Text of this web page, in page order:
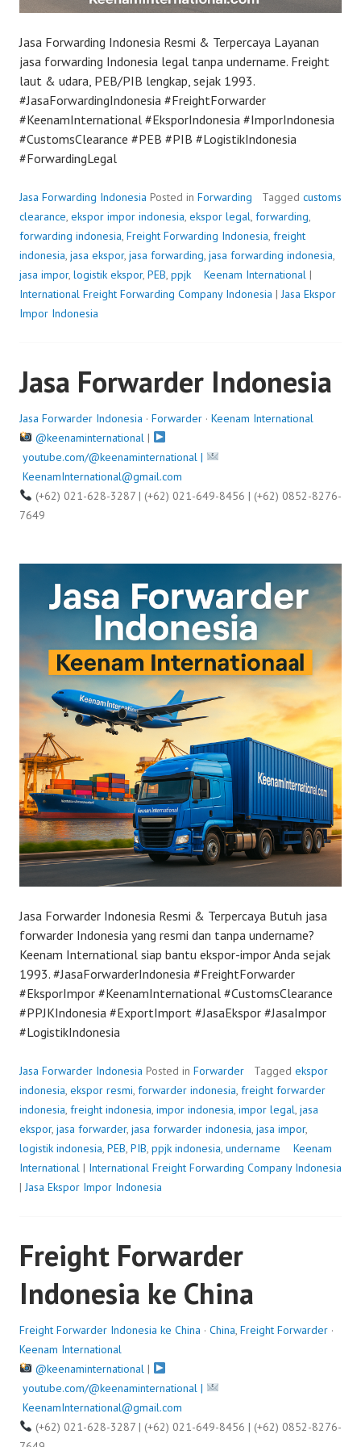
Jasa Forwarding Indonesia Resmi & Terpercaya Layanan
jasa forwarding Indonesia legal tanpa undername. Freight
laut & udara, PEB/PIB lengkap, sejak 1993.
#JasaForwardingIndonesia #FreightForwarder
#KeenamInternational #EksporIndonesia #ImporIndonesia
#CustomsClearance #PEB #PIB #LogistikIndonesia
#ForwardingLegal
Jasa Forwarding Indonesia Posted in Forwarding Tagged customs
clearance, ekspor impor indonesia, ekspor legal, forwarding,
forwarding indonesia, Freight Forwarding Indonesia, freight
indonesia, jasa ekspor, jasa forwarding, jasa forwarding indonesia,
jasa impor, logistik ekspor, PEB, ppjk
P
o
u
0
5
Keenam International |
International Freight Forwarding Company Indonesia |Jasa Ekspor
Impor Indonesia
Jasa Forwarder Indonesia
Jasa Forwarder Indonesia · Forwarder · Keenam International
@keenaminternational|
youtube.com/@keenaminternational |
KeenamInternational@gmail.com
(+62) 021-628-3287 | (+62) 021-649-8456 | (+62) 0852-8276-
7649
Jasa Forwarder Indonesia Resmi & Terpercaya Butuh jasa
forwarder Indonesia yang resmi dan tanpa undername?
Keenam International siap bantu ekspor-impor Anda sejak
1993. #JasaForwarderIndonesia #FreightForwarder
#EksporImpor #KeenamInternational #CustomsClearance
#PPJKIndonesia #ExportImport #JasaEkspor #JasaImpor
#LogistikIndonesia
Jasa Forwarder Indonesia Posted in Forwarder Tagged ekspor
indonesia, ekspor resmi, forwarder indonesia, freight forwarder
indonesia, freight indonesia, impor indonesia, impor legal, jasa
ekspor, jasa forwarder, jasa forwarder indonesia, jasa impor,
logistik indonesia, PEB, PIB, ppjk indonesia, undername
P
o
2
Keenam
International | International Freight Forwarding Company Indonesia
|Jasa Ekspor Impor Indonesia
Freight Forwarder
Indonesia ke China
Freight Forwarder Indonesia ke China · China, Freight Forwarder ·
Keenam International
@keenaminternational|
youtube.com/@keenaminternational |
KeenamInternational@gmail.com
(+62) 021-628-3287 | (+62) 021-649-8456 | (+62) 0852-8276-